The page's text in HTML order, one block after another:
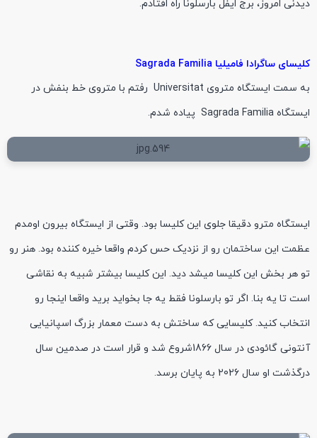
دیدنی امروز، برج ایفل بارسلونا راه افتادم.
کلیسای ساگرادا فامیلیا Sagrada Familia
به سمت ایستگاه متروی Universitat رفتم با متروی خط بنفش در
ایستگاه Sagrada Familia پیاده شدم.
ایستگاه مترو دقیقا جلوی این کلیسا بود. وقتی از ایستگاه بیرون اومدم
عظمت این ساختمان رو از نزدیک حس کردم واقعا خیره کننده بود. هنر رو
تو هر بخش این کلیسا میشد دید. این کلیسا بیشتر شبیه به نقاشی
است تا یه بنا. اگر تو بارسلونا فقط یه جا بخواید برید واقعا اینجا رو
انتخاب کنید. کلیسایی که ساختش به دست معمار بزرگ اسپانیایی
آنتونی گائودی در سال 1866شروع شد و قرار است در صدمین سال
درگذشت او سال 2026 به پایان برسد.